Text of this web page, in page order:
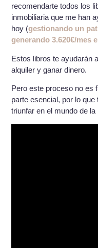
recomendarte todos los
inmobiliaria que me han
hoy (gestionando un
generando 3.620€/mes
Estos libros te ayudarán
alquiler y ganar dinero.
Pero este proceso no es
parte esencial, por lo
triunfar en el mundo de